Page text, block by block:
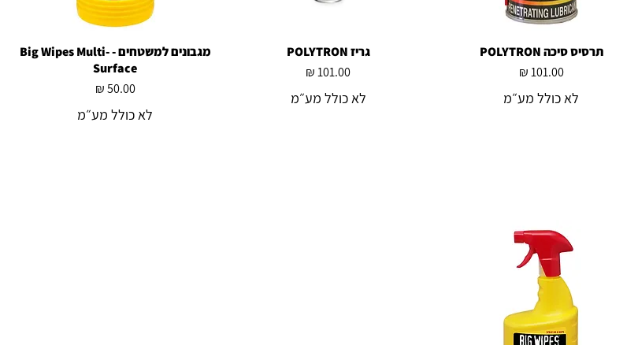
תצוגה מהירהתרסיס סיכה POLYTRON
מחיר
‏101.00 ‏₪
לא כולל מע״מ
תצוגה מהירהגריז POLYTRON
מחיר
לא כולל מע״מ
תצוגה מהירהמגבונים למשטחים - Big Wipes Multi-
Surface
מחיר
‏50.00 ‏₪
לא כולל מע״מ